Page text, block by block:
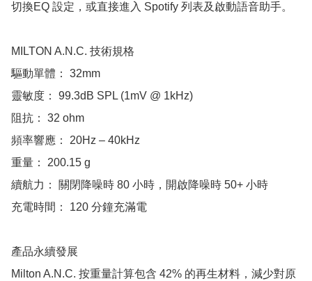
切換EQ 設定，或直接進入 Spotify 列表及啟動語音助手。
MILTON A.N.C. 技術規格
驅動單體： 32mm
靈敏度： 99.3dB SPL (1mV @ 1kHz)
阻抗： 32 ohm
頻率響應： 20Hz ‒ 40kHz
重量： 200.15 g
續航力： 關閉降噪時 80 小時，開啟降噪時 50+ 小時
充電時間： 120 分鐘充滿電
產品永續發展
Milton A.N.C. 按重量計算包含 42% 的再生材料，減少對原